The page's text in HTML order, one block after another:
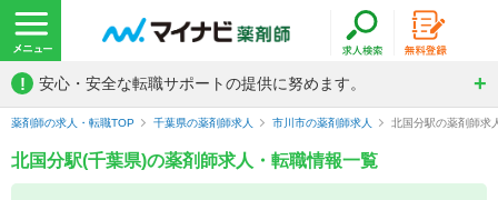
! 安心・安全な転職サポートの提供に努めます。
薬剤師の求人・転職TOP 千葉県の薬剤師求人 市川市の薬剤師求人 北国分駅の薬剤師求
北国分駅(千葉県)の薬剤師求人・転職情報一覧